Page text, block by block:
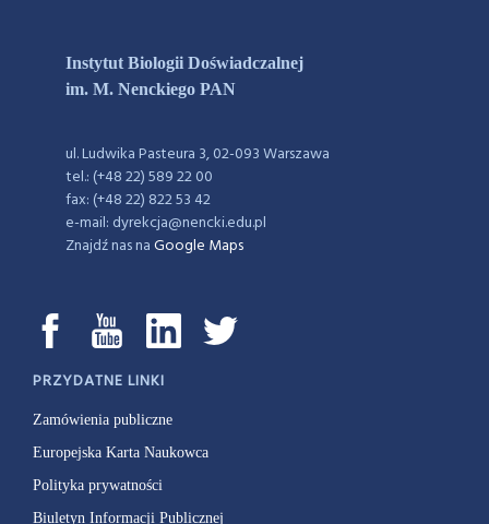
Instytut Biologii Doświadczalnej
im. M. Nenckiego PAN
ul. Ludwika Pasteura 3, 02-093 Warszawa
tel.: (+48 22) 589 22 00
fax: (+48 22) 822 53 42
e-mail: dyrekcja@nencki.edu.pl
Znajdź nas naGoogle Maps
PRZYDATNE LINKI
Zamówienia publiczne
Europejska Karta Naukowca
Polityka prywatności
Biuletyn Informacji Publicznej